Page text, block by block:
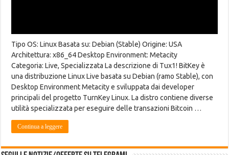
Tipo OS: Linux Basata su: Debian (Stable) Origine: USA
Architettura: x86_64 Desktop Environment: Metacity
Categoria: Live, Specializzata La descrizione di Tux1! BitKey è
una distribuzione Linux Live basata su Debian (ramo Stable), con
Desktop Environment Metacity e sviluppata dai developer
principali del progetto TurnKey Linux. La distro contiene diverse
utilità specializzata per eseguire delle transazioni Bitcoin …
Continua a leggere